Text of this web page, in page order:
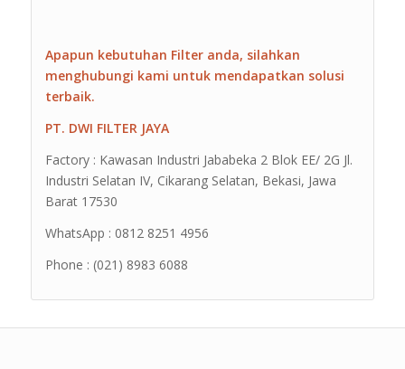
Apapun kebutuhan Filter anda, silahkan
menghubungi kami untuk mendapatkan solusi
terbaik.
PT. DWI FILTER JAYA
Factory : Kawasan Industri Jababeka 2 Blok EE/ 2G Jl.
Industri Selatan IV, Cikarang Selatan, Bekasi, Jawa
Barat 17530
WhatsApp : 0812 8251 4956
Phone : (021) 8983 6088